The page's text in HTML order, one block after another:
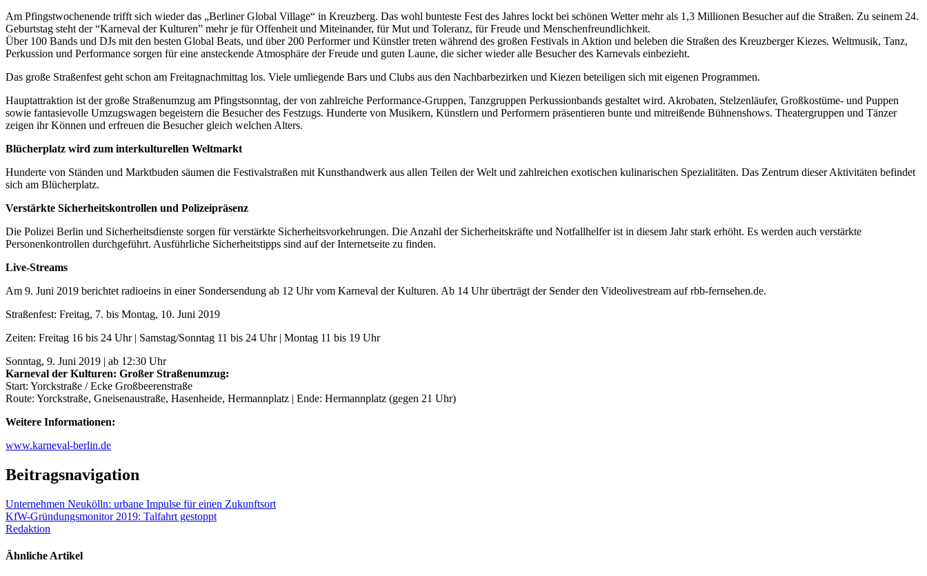
Am Pfingstwochenende trifft sich wieder das „Berliner Global Village“ in Kreuzberg. Das wohl bunteste Fest des Jahres lockt bei schönen Wetter mehr als 1,3 Millionen Besucher auf die Straßen. Zu seinem 24.
Geburtstag steht der “Karneval der Kulturen” mehr je für Offenheit und Miteinander, für Mut und Toleranz, für Freude und Menschenfreundlichkeit.
Über 100 Bands und DJs mit den besten Global Beats, und über 200 Performer und Künstler treten während des großen Festivals in Aktion und beleben die Straßen des Kreuzberger Kiezes. Weltmusik, Tanz,
Perkussion und Performance sorgen für eine ansteckende Atmosphäre der Freude und guten Laune, die sicher wieder alle Besucher des Karnevals einbezieht.
Das große Straßenfest geht schon am Freitagnachmittag los. Viele umliegende Bars und Clubs aus den Nachbarbezirken und Kiezen beteiligen sich mit eigenen Programmen.
Hauptattraktion ist der große Straßenumzug am Pfingstsonntag, der von zahlreiche Performance-Gruppen, Tanzgruppen Perkussionbands gestaltet wird. Akrobaten, Stelzenläufer, Großkostüme- und Puppen
sowie fantasievolle Umzugswagen begeistern die Besucher des Festzugs. Hunderte von Musikern, Künstlern und Performern präsentieren bunte und mitreißende Bühnenshows. Theatergruppen und Tänzer
zeigen ihr Können und erfreuen die Besucher gleich welchen Alters.
Blücherplatz wird zum interkulturellen Weltmarkt
Hunderte von Ständen und Marktbuden säumen die Festivalstraßen mit Kunsthandwerk aus allen Teilen der Welt und zahlreichen exotischen kulinarischen Spezialitäten. Das Zentrum dieser Aktivitäten befindet
sich am Blücherplatz.
Verstärkte Sicherheitskontrollen und Polizeipräsenz
Die Polizei Berlin und Sicherheitsdienste sorgen für verstärkte Sicherheitsvorkehrungen. Die Anzahl der Sicherheitskräfte und Notfallhelfer ist in diesem Jahr stark erhöht. Es werden auch verstärkte
Personenkontrollen durchgeführt. Ausführliche Sicherheitstipps sind auf der Internetseite zu finden.
Live-Streams
Am 9. Juni 2019 berichtet radioeins in einer Sondersendung ab 12 Uhr vom Karneval der Kulturen. Ab 14 Uhr überträgt der Sender den Videolivestream auf rbb-fernsehen.de.
Straßenfest: Freitag, 7. bis Montag, 10. Juni 2019
Zeiten: Freitag 16 bis 24 Uhr | Samstag/Sonntag 11 bis 24 Uhr | Montag 11 bis 19 Uhr
Sonntag, 9. Juni 2019 | ab 12:30 Uhr
Karneval der Kulturen: Großer Straßenumzug:
Start: Yorckstraße / Ecke Großbeerenstraße
Route: Yorckstraße, Gneisenaustraße, Hasenheide, Hermannplatz | Ende: Hermannplatz (gegen 21 Uhr)
Weitere Informationen:
www.karneval-berlin.de
Beitragsnavigation
Unternehmen Neukölln: urbane Impulse für einen Zukunftsort
KfW-Gründungsmonitor 2019: Talfahrt gestoppt
Redaktion
Ähnliche Artikel